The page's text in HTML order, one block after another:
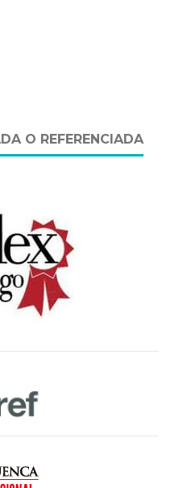
O REFERENCIADA